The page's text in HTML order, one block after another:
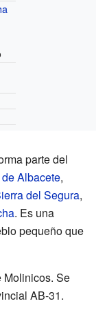
parte del
Albacete,
del Segura,
. Es una
pequeño que
Molinicos. Se
AB-31.